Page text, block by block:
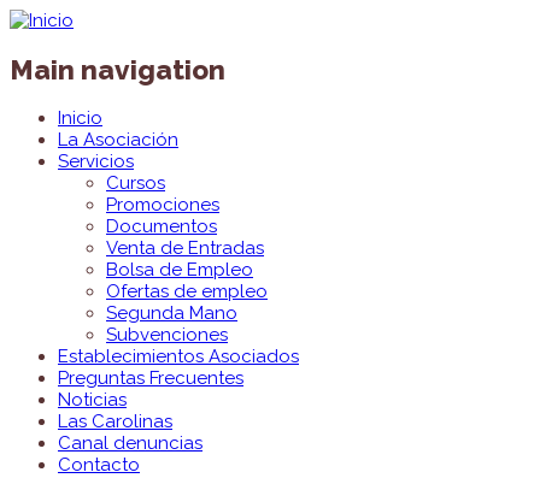
Main navigation
Inicio
La Asociación
Servicios
Cursos
Promociones
Documentos
Venta de Entradas
Bolsa de Empleo
Ofertas de empleo
Segunda Mano
Subvenciones
Establecimientos Asociados
Preguntas Frecuentes
Noticias
Las Carolinas
Canal denuncias
Contacto